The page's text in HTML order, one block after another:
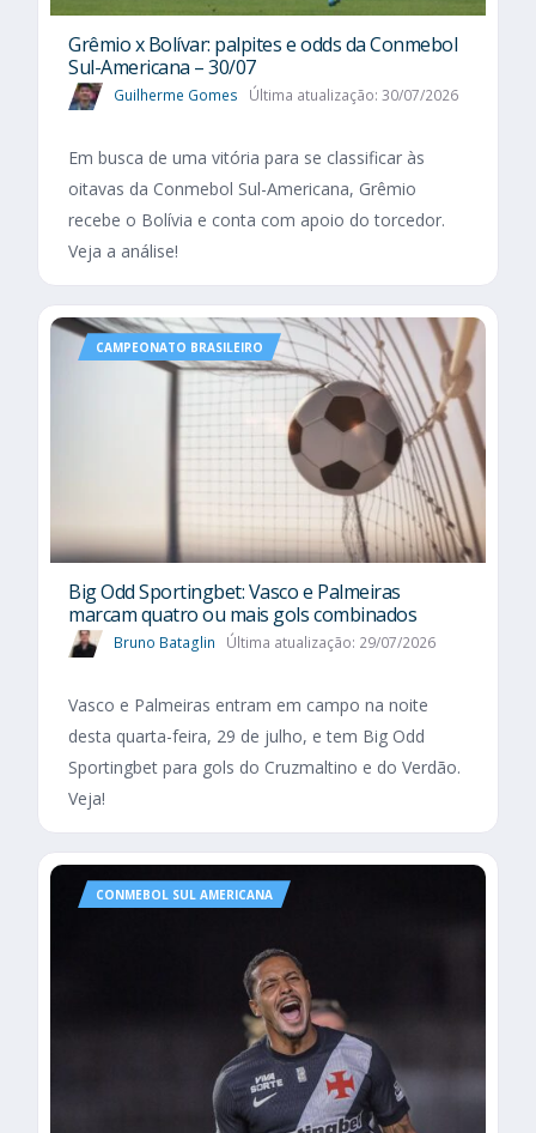
Grêmio x Bolívar: palpites e odds da Conmebol
Sul-Americana – 30/07
Guilherme Gomes Última atualização: 30/07/2026
Em busca de uma vitória para se classificar às
oitavas da Conmebol Sul-Americana, Grêmio
recebe o Bolívia e conta com apoio do torcedor.
Veja a análise!
CAMPEONATO BRASILEIRO
Big Odd Sportingbet: Vasco e Palmeiras
marcam quatro ou mais gols combinados
Bruno Bataglin Última atualização: 29/07/2026
Vasco e Palmeiras entram em campo na noite
desta quarta-feira, 29 de julho, e tem Big Odd
Sportingbet para gols do Cruzmaltino e do Verdão.
Veja!
CONMEBOL SUL AMERICANA